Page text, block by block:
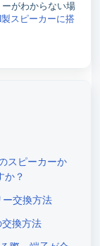
がわからない場
製スピーカーに搭
スピーカーか
か？
ー交換方法
換方法